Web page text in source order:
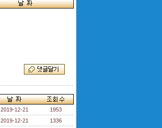
2019-12-21
1953
2019-12-21
1336